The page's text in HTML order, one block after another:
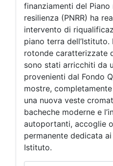
finanziamenti del
resilienza (PNRR) ha
intervento di
piano terra
rotonde caratterizzate
sono stati arricchiti da
provenienti dal Fondo
mostre,
una nuova veste
bacheche moderne e
autoportanti, accoglie
permanente dedicata
Istituto.